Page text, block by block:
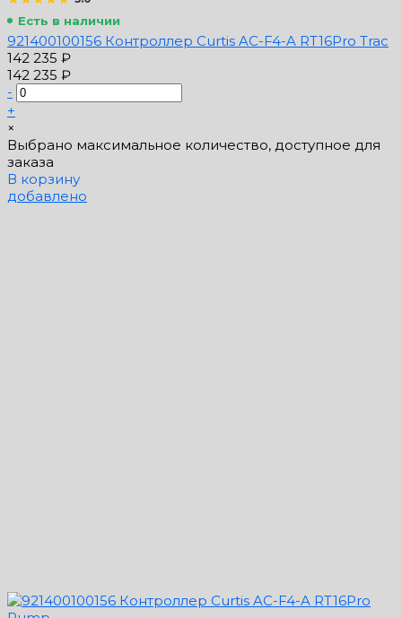
Есть в наличии
921400100156 Контроллер Curtis AC-F4-A RT16Pro Trac
142 235 ₽
142 235 ₽
-
+
×
Выбрано максимальное количество, доступное для
заказа
В корзину
добавлено